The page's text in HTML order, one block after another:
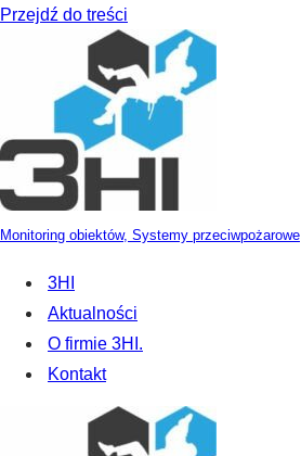
Przejdź do treści
Monitoring obiektów, Systemy przeciwpożarowe
3HI
Aktualności
O firmie 3HI.
Kontakt